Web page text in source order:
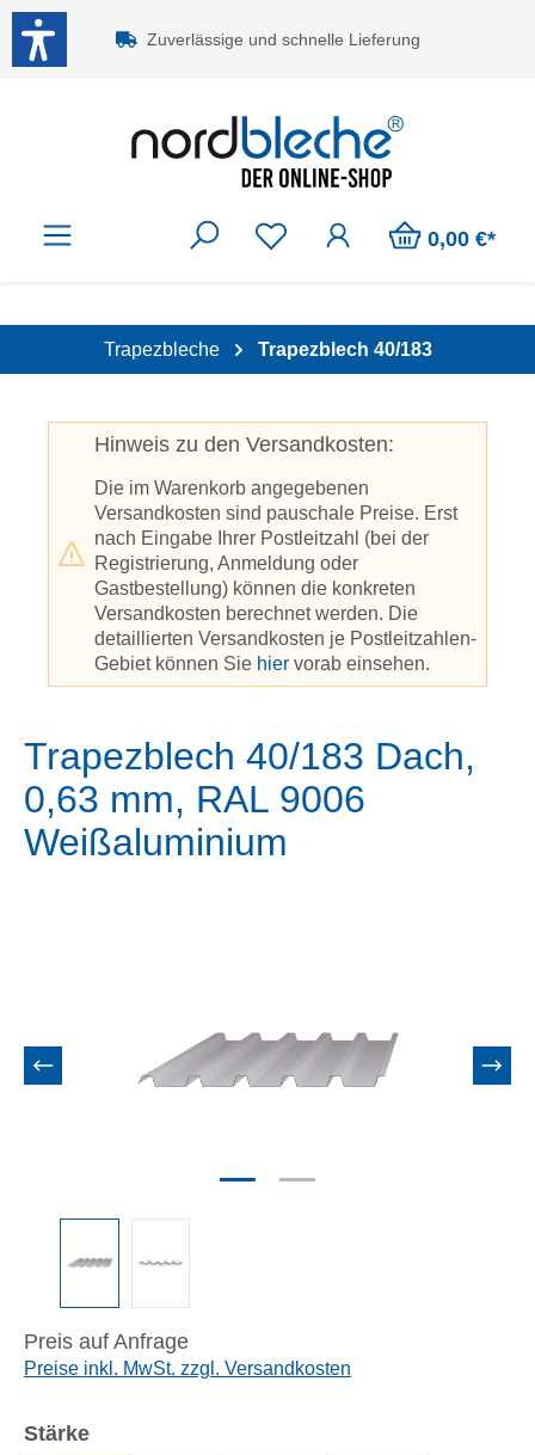
Zum Hauptinhalt springen
Zuverlässige und schnelle Lieferung
0,00 €*
Trapezbleche Trapezblech 40/183
Hinweis zu den Versandkosten:
Die im Warenkorb angegebenen
Versandkosten sind pauschale Preise. Erst
nach Eingabe Ihrer Postleitzahl (bei der
Registrierung, Anmeldung oder
Gastbestellung) können die konkreten
Versandkosten berechnet werden. Die
detaillierten Versandkosten je Postleitzahlen-
Gebiet können Sie hier vorab einsehen.
Trapezblech 40/183 Dach,
0,63 mm, RAL 9006
Weißaluminium
Preis auf Anfrage
Preise inkl. MwSt. zzgl. Versandkosten
Stärkeauswählen